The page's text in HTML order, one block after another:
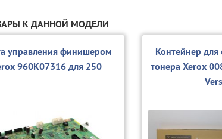
К ДАННОЙ МОДЕЛИ
управления финишером
960K07316 для 250
Контейнер для
тонера Xerox